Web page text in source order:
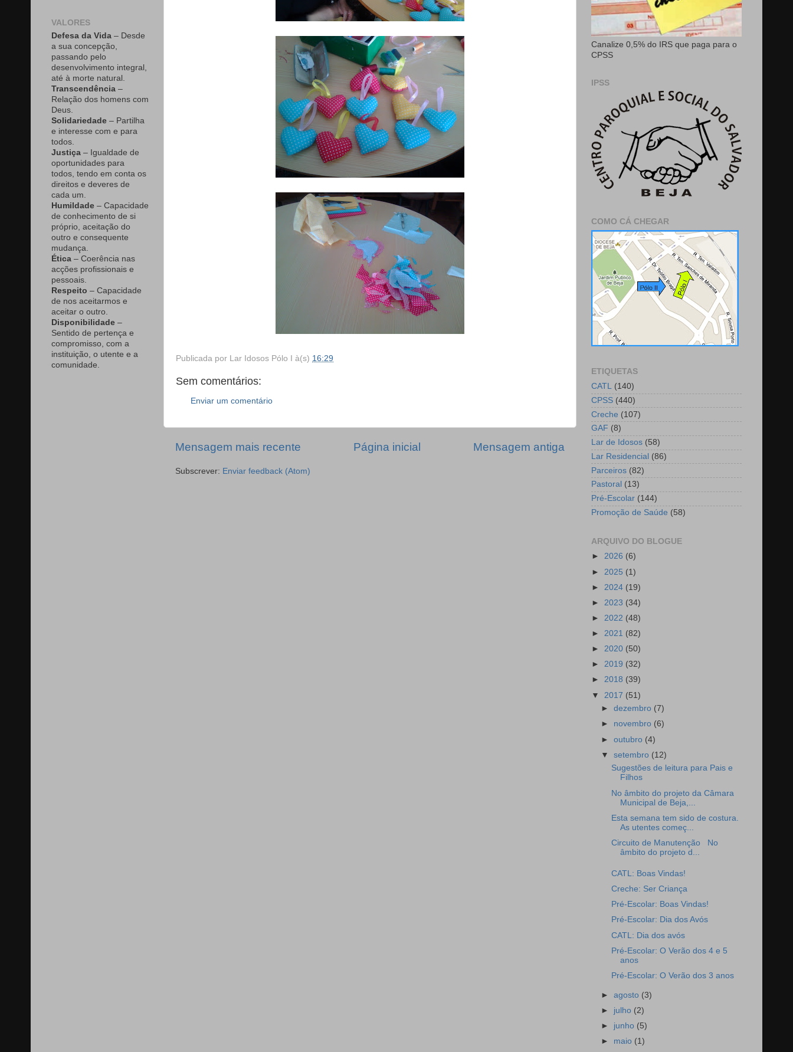
Publicada por Lar Idosos Pólo I à(s) 16:29
Sem comentários:
Enviar um comentário
Mensagem mais recente Mensagem antiga
Página inicial
Subscrever: Enviar feedback (Atom)
VALORES
Defesa da Vida – Desde
a sua concepção,
passando pelo
desenvolvimento integral,
até à morte natural.
Transcendência –
Relação dos homens com
Deus.
Solidariedade – Partilha
e interesse com e para
todos.
Justiça – Igualdade de
oportunidades para
todos, tendo em conta os
direitos e deveres de
cada um.
Humildade – Capacidade
de conhecimento de si
próprio, aceitação do
outro e consequente
mudança.
Ética – Coerência nas
acções profissionais e
pessoais.
Respeito – Capacidade
de nos aceitarmos e
aceitar o outro.
Disponibilidade –
Sentido de pertença e
compromisso, com a
instituição, o utente e a
comunidade.
Canalize 0,5% do IRS que paga para o
CPSS
IPSS
COMO CÁ CHEGAR
ETIQUETAS
CATL (140)
CPSS (440)
Creche (107)
GAF (8)
Lar de Idosos (58)
Lar Residencial (86)
Parceiros (82)
Pastoral (13)
Pré-Escolar (144)
Promoção de Saúde (58)
ARQUIVO DO BLOGUE
► 2026 (6)
► 2025 (1)
► 2024 (19)
► 2023 (34)
► 2022 (48)
► 2021 (82)
► 2020 (50)
► 2019 (32)
► 2018 (39)
▼ 2017 (51)
►dezembro (7)
► novembro (6)
►outubro (4)
▼setembro (12)
Sugestões de leitura para Pais e
Filhos
No âmbito do projeto da Câmara
Municipal de Beja,...
Esta semana tem sido de costura.
As utentes começ...
Circuito de Manutenção No
âmbito do projeto d...
CATL: Boas Vindas!
Creche: Ser Criança
Pré-Escolar: Boas Vindas!
Pré-Escolar: Dia dos Avós
CATL: Dia dos avós
Pré-Escolar: O Verão dos 4 e 5
anos
Pré-Escolar: O Verão dos 3 anos
►agosto (3)
► julho (2)
► junho (5)
► maio (1)